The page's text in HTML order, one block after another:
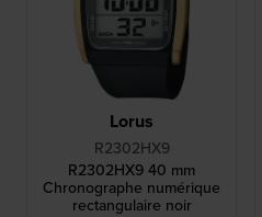
Lorus
R2302HX9
R2302HX9 40 mm
Chronographe numérique
rectangulaire noir